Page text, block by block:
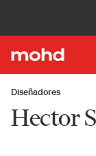
Diseñadores
Hector